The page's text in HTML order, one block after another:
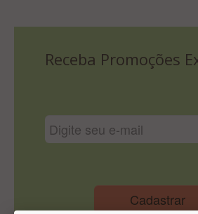
Receba Promoções
Cadastrar